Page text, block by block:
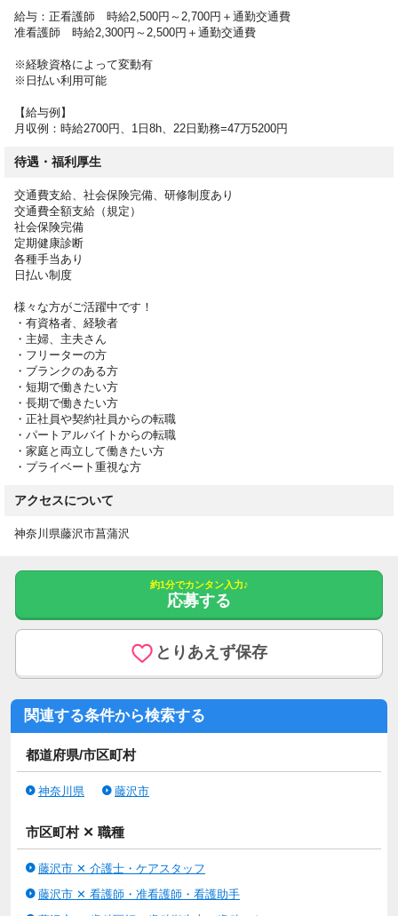
給与：正看護師 時給2,500円～2,700円＋通勤交通費
准看護師 時給2,300円～2,500円＋通勤交通費
※経験資格によって変動有
※日払い利用可能
【給与例】
月収例：時給2700円、1日8h、22日勤務=47万5200円
待遇・福利厚生
交通費支給、社会保険完備、研修制度あり
交通費全額支給（規定）
社会保険完備
定期健康診断
各種手当あり
日払い制度
様々な方がご活躍中です！
・有資格者、経験者
・主婦、主夫さん
・フリーターの方
・ブランクのある方
・短期で働きたい方
・長期で働きたい方
・正社員や契約社員からの転職
・パートアルバイトからの転職
・家庭と両立して働きたい方
・プライベート重視な方
アクセスについて
神奈川県藤沢市菖蒲沢
約1分でカンタン入力♪
応募する
とりあえず保存
関連する条件から検索する
都道府県/市区町村
神奈川県 藤沢市
市区町村 ✕ 職種
藤沢市 ✕ 介護士・ケアスタッフ
藤沢市 ✕ 看護師・准看護師・看護助手